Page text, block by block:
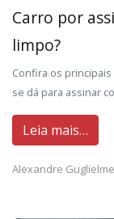
Carro por
limpo?
Confira os
se dá para assinar
Leia mais…
Alexandre